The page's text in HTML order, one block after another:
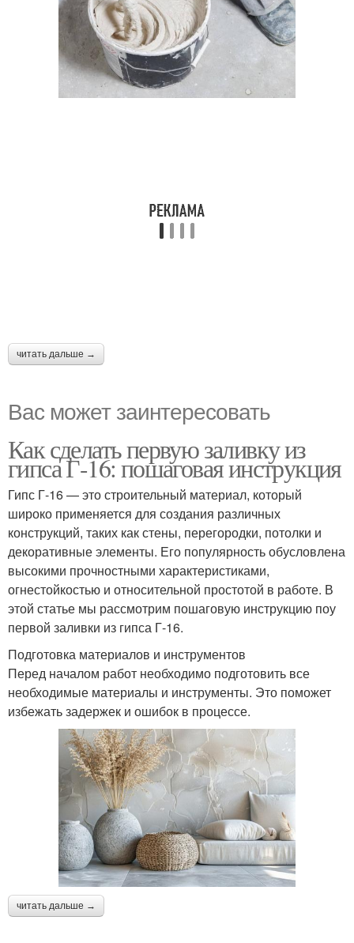
читать дальше →
Вас может заинтересовать
Как сделать первую заливку из
гипса Г-16: пошаговая инструкция
Гипс Г-16 — это строительный материал, который
широко применяется для создания различных
конструкций, таких как стены, перегородки, потолки и
декоративные элементы. Его популярность обусловлена
высокими прочностными характеристиками,
огнестойкостью и относительной простотой в работе. В
этой статье мы рассмотрим пошаговую инструкцию поу
первой заливки из гипса Г-16.
Подготовка материалов и инструментов
Перед началом работ необходимо подготовить все
необходимые материалы и инструменты. Это поможет
избежать задержек и ошибок в процессе.
читать дальше →